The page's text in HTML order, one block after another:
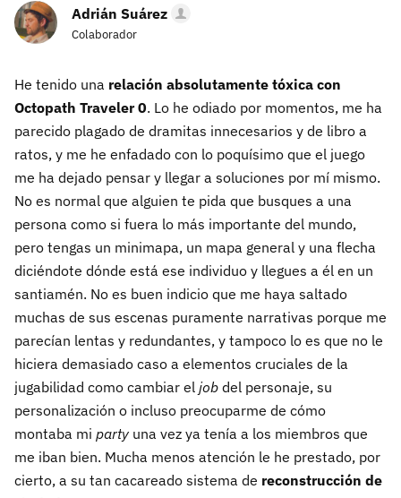
Adrián Suárez
Colaborador
He tenido una relación absolutamente tóxica con
Octopath Traveler 0. Lo he odiado por momentos, me ha
parecido plagado de dramitas innecesarios y de libro a
ratos, y me he enfadado con lo poquísimo que el juego
me ha dejado pensar y llegar a soluciones por mí mismo.
No es normal que alguien te pida que busques a una
persona como si fuera lo más importante del mundo,
pero tengas un minimapa, un mapa general y una flecha
diciéndote dónde está ese individuo y llegues a él en un
santiamén. No es buen indicio que me haya saltado
muchas de sus escenas puramente narrativas porque me
parecían lentas y redundantes, y tampoco lo es que no le
hiciera demasiado caso a elementos cruciales de la
jugabilidad como cambiar el job del personaje, su
personalización o incluso preocuparme de cómo
montaba mi party una vez ya tenía a los miembros que
me iban bien. Mucha menos atención le he prestado, por
cierto, a su tan cacareado sistema de reconstrucción de